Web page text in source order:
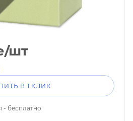
/шт
В 1 КЛИК
- бесплатно